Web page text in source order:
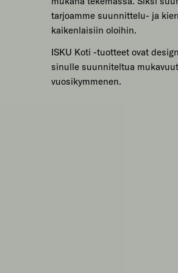
on poistunut
tarjoamme suunnittelu- ja
kaikenlaisiin oloihin.
ISKU Koti -tuotteet ovat
sinulle suunniteltua
vuosikymmenen.